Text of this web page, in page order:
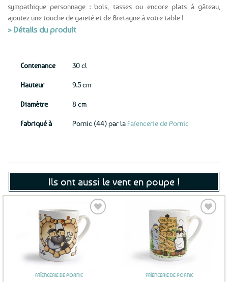
sympathique personnage : bols, tasses ou encore plats à gâteau,
ajoutez une touche de gaieté et de Bretagne à votre table !
> Détails du produit
Contenance 30 cl
Hauteur 9.5 cm
Diamètre 8 cm
Fabriqué à Pornic (44) par la Faïencerie de Pornic
Ils ont aussi le vent en poupe !
FAÏENCERIE DE PORNIC
Ajouter
FAÏENCERIE DE PORNIC